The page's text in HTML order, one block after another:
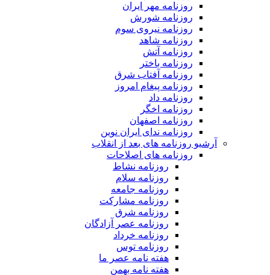
روزنامه مهر ایران
روزنامه شورش
روزنامه نیروی سوم
روزنامه شاهد
روزنامه آتش
روزنامه باختر
روزنامه آفتاب شرق
روزنامه پیغام امروز
روزنامه داد
روزنامه اخگر
روزنامه اصفهان
روزنامه ندای ایران نوین
آرشیو روزنامه های بعد از انقلاب
روزنامه های اصلاحات
روزنامه نشاط
روزنامه سلام
روزنامه جامعه
روزنامه مشارکت
روزنامه شرق
روزنامه عصر آزادگان
روزنامه خرداد
روزنامه توس
هفته نامه عصر ما
هفته نامه بهمن